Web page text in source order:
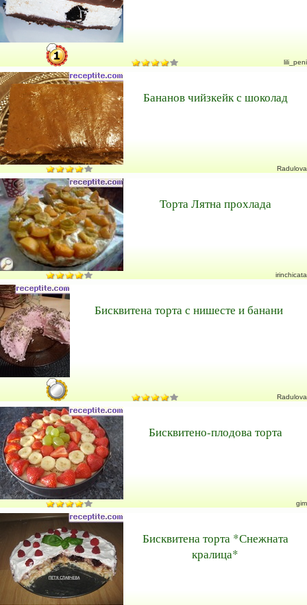
lili_peni
Бананов чийзкейк с шоколад
Radulova
Торта Лятна прохлада
irinchicata
Бисквитена торта с нишесте и банани
Radulova
Бисквитено-плодова торта
gim
Бисквитена торта *Снежната
кралица*